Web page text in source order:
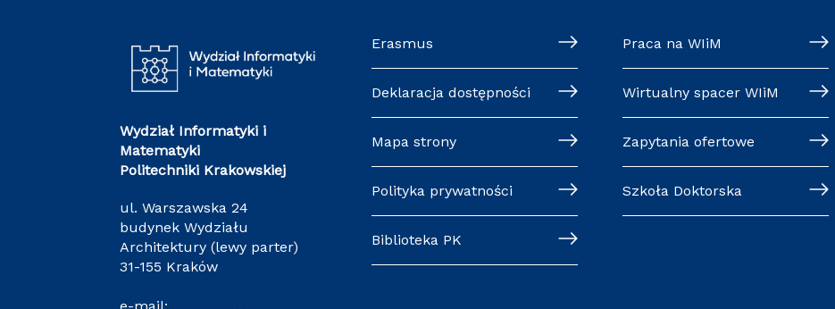
Wydział Informatyki i
Matematyki
Politechniki Krakowskiej
ul. Warszawska 24
budynek Wydziału
Architektury (lewy parter)
31-155 Kraków
Erasmus
Deklaracja dostępności
Mapa strony
Polityka prywatności
Biblioteka PK
Praca na WIiM
Wirtualny spacer WIiM
Zapytania ofertowe
Szkoła Doktorska